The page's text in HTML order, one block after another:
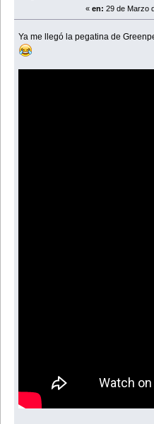
« en: 29 de Marzo
Ya me llegó la pegatina de